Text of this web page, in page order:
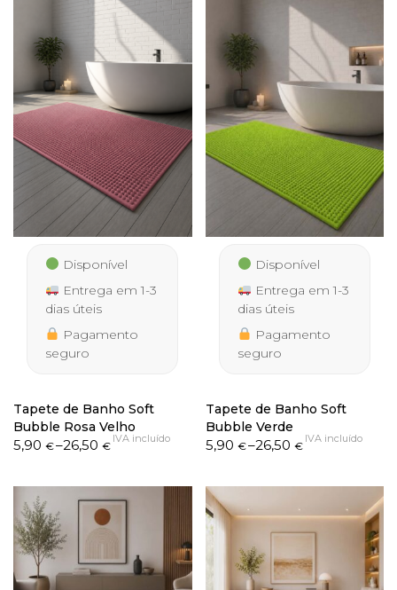
Disponível
Entrega em 1-3
dias úteis
Pagamento
seguro
Tapete de Banho Soft
Bubble Rosa Velho
5,90 €–26,50€
Price
through
26,50 €
IVA incluído
Disponível
Entrega em 1-3
dias úteis
Pagamento
seguro
Tapete de Banho Soft
Bubble Verde
5,90 €–26,50 €
Price
through
26,50 €
IVA incluído